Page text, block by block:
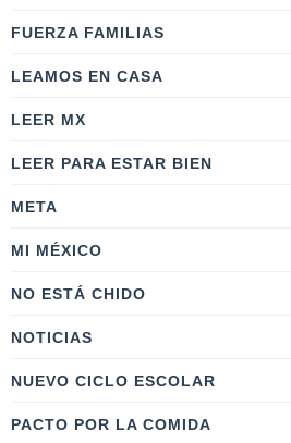
FUERZA FAMILIAS
LEAMOS EN CASA
LEER MX
LEER PARA ESTAR BIEN
META
MI MÉXICO
NO ESTÁ CHIDO
NOTICIAS
NUEVO CICLO ESCOLAR
PACTO POR LA COMIDA